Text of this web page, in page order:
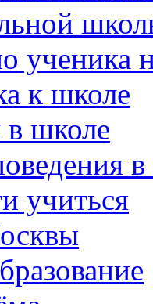
ученика
к школе
школе
учиться